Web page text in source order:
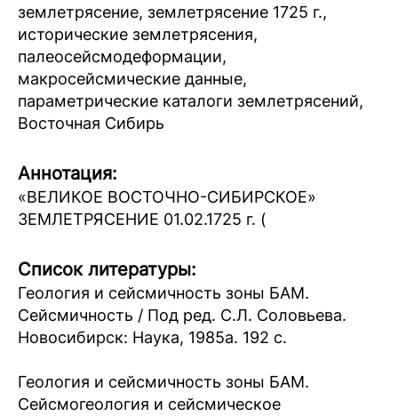
землетрясение, землетрясение 1725 г.,
исторические землетрясения,
палеосейсмодеформации,
макросейсмические данные,
параметрические каталоги землетрясений,
Восточная Сибирь
Аннотация:
«ВЕЛИКОЕ ВОСТОЧНО-СИБИРСКОЕ»
ЗЕМЛЕТРЯСЕНИЕ 01.02.1725 г. (
Список литературы:
Геология и сейсмичность зоны БАМ.
Сейсмичность / Под ред. С.Л. Соловьева.
Новосибирск: Наука, 1985а. 192 с.
Геология и сейсмичность зоны БАМ.
Сейсмогеология и сейсмическое